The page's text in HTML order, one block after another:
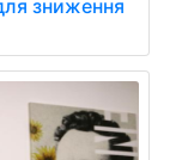
зниження